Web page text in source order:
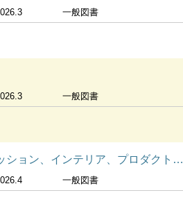
一般図書
一般図書
ト……デザインの歴史に女性たちの姿を探して
一般図書